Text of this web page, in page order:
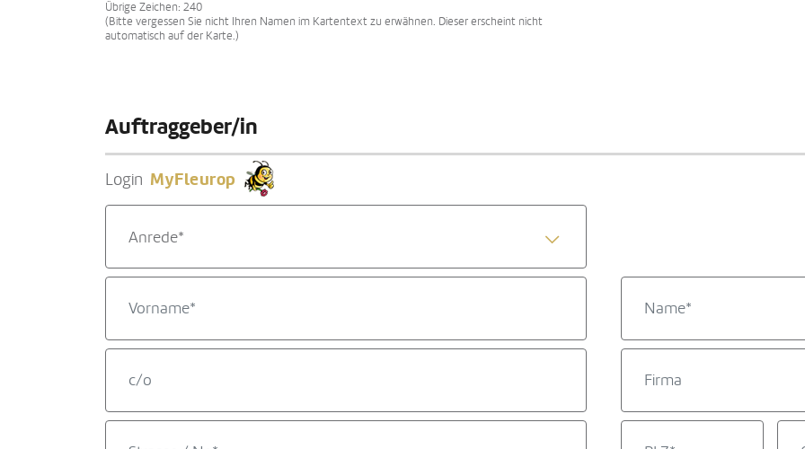
Übrige Zeichen: 240
(Bitte vergessen Sie nicht Ihren Namen im Kartentext zu erwähnen. Dieser erscheint nicht
automatisch auf der Karte.)
Auftraggeber/in
Login MyFleurop
Anrede*